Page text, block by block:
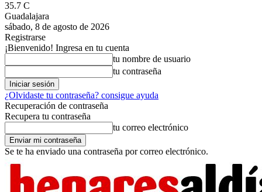
35.7 C
Guadalajara
sábado, 8 de agosto de 2026
Registrarse
¡Bienvenido! Ingresa en tu cuenta
tu nombre de usuario
tu contraseña
¿Olvidaste tu contraseña? consigue ayuda
Recuperación de contraseña
Recupera tu contraseña
tu correo electrónico
Se te ha enviado una contraseña por correo electrónico.